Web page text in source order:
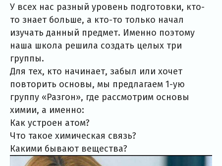
У всех нас разный уровень подготовки, кто-
то знает больше, а кто-то только начал
изучать данный предмет. Именно поэтому
наша школа решила создать целых три
группы.
Для тех, кто начинает, забыл или хочет
повторить основы, мы предлагаем 1-ую
группу «Разгон», где рассмотрим основы
химии, а именно:
Как устроен атом?
Что такое химическая связь?
Какими бывают вещества?